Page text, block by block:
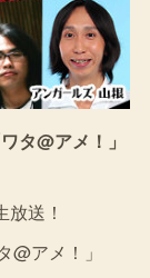
タ@アメ！」
送！
アメ！」